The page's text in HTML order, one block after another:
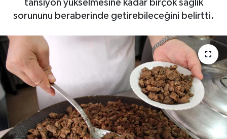
tansiyon yükselmesine kadar birçok sağlık
sorununu beraberinde getirebileceğini belirtti.
Spor
Teknoloji
Yaşam